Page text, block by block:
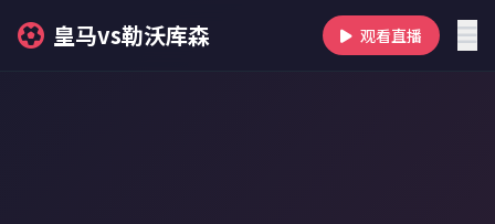
皇马vs勒沃库森 观看直播